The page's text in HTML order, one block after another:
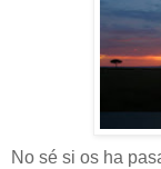
No sé si os ha